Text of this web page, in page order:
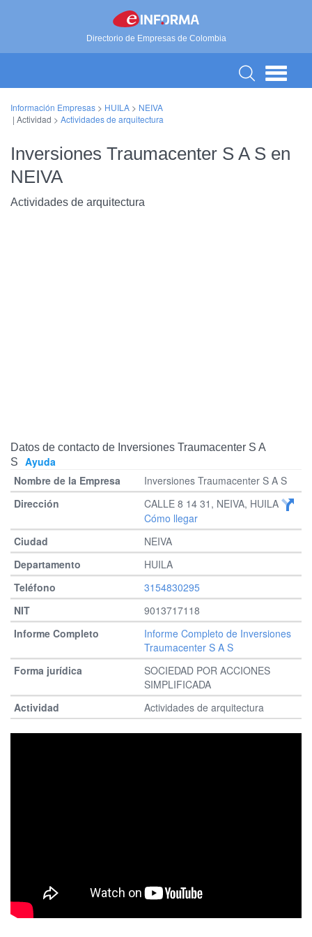
Directorio de Empresas de Colombia
Información Empresas > HUILA > NEIVA
| Actividad > Actividades de arquitectura
Inversiones Traumacenter S A S en
NEIVA
Actividades de arquitectura
Datos de contacto de Inversiones Traumacenter S A
S
Ayuda
Inversiones Traumacenter S A S
CALLE 8 14 31, NEIVA, HUILA
Cómo llegar
NEIVA
HUILA
3154830295
9013717118
Informe Completo de Inversiones
Traumacenter S A S
SOCIEDAD POR ACCIONES
SIMPLIFICADA
Actividades de arquitectura